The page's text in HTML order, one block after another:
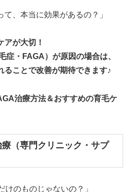
て、本当に効果があるの？」
アが大切！
症・FAGA）が原因の場合は、
ることで改善が期待できます♪
治療方法＆おすすめの育毛ケ
（専門クリニック・サプ
けのものじゃないの？」